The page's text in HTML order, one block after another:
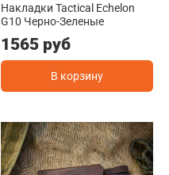
Накладки Tactical Echelon
G10 Черно-Зеленые
1565 руб
В корзину